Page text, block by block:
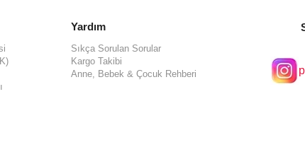
Yardım
Sıkça Sorulan Sorular
Kargo Takibi
Anne, Bebek & Çocuk Rehberi